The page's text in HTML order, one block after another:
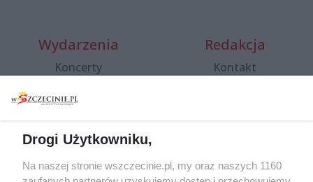
Wydarzenia
Koncerty
Spacery i oprowadzania
targi
Wernisaże
Redakcja
Kontakt
Specjalny koncert z okazji
Drogi Użytkowniku,
Na naszej stronie wszczecinie.pl, my oraz naszych 1160